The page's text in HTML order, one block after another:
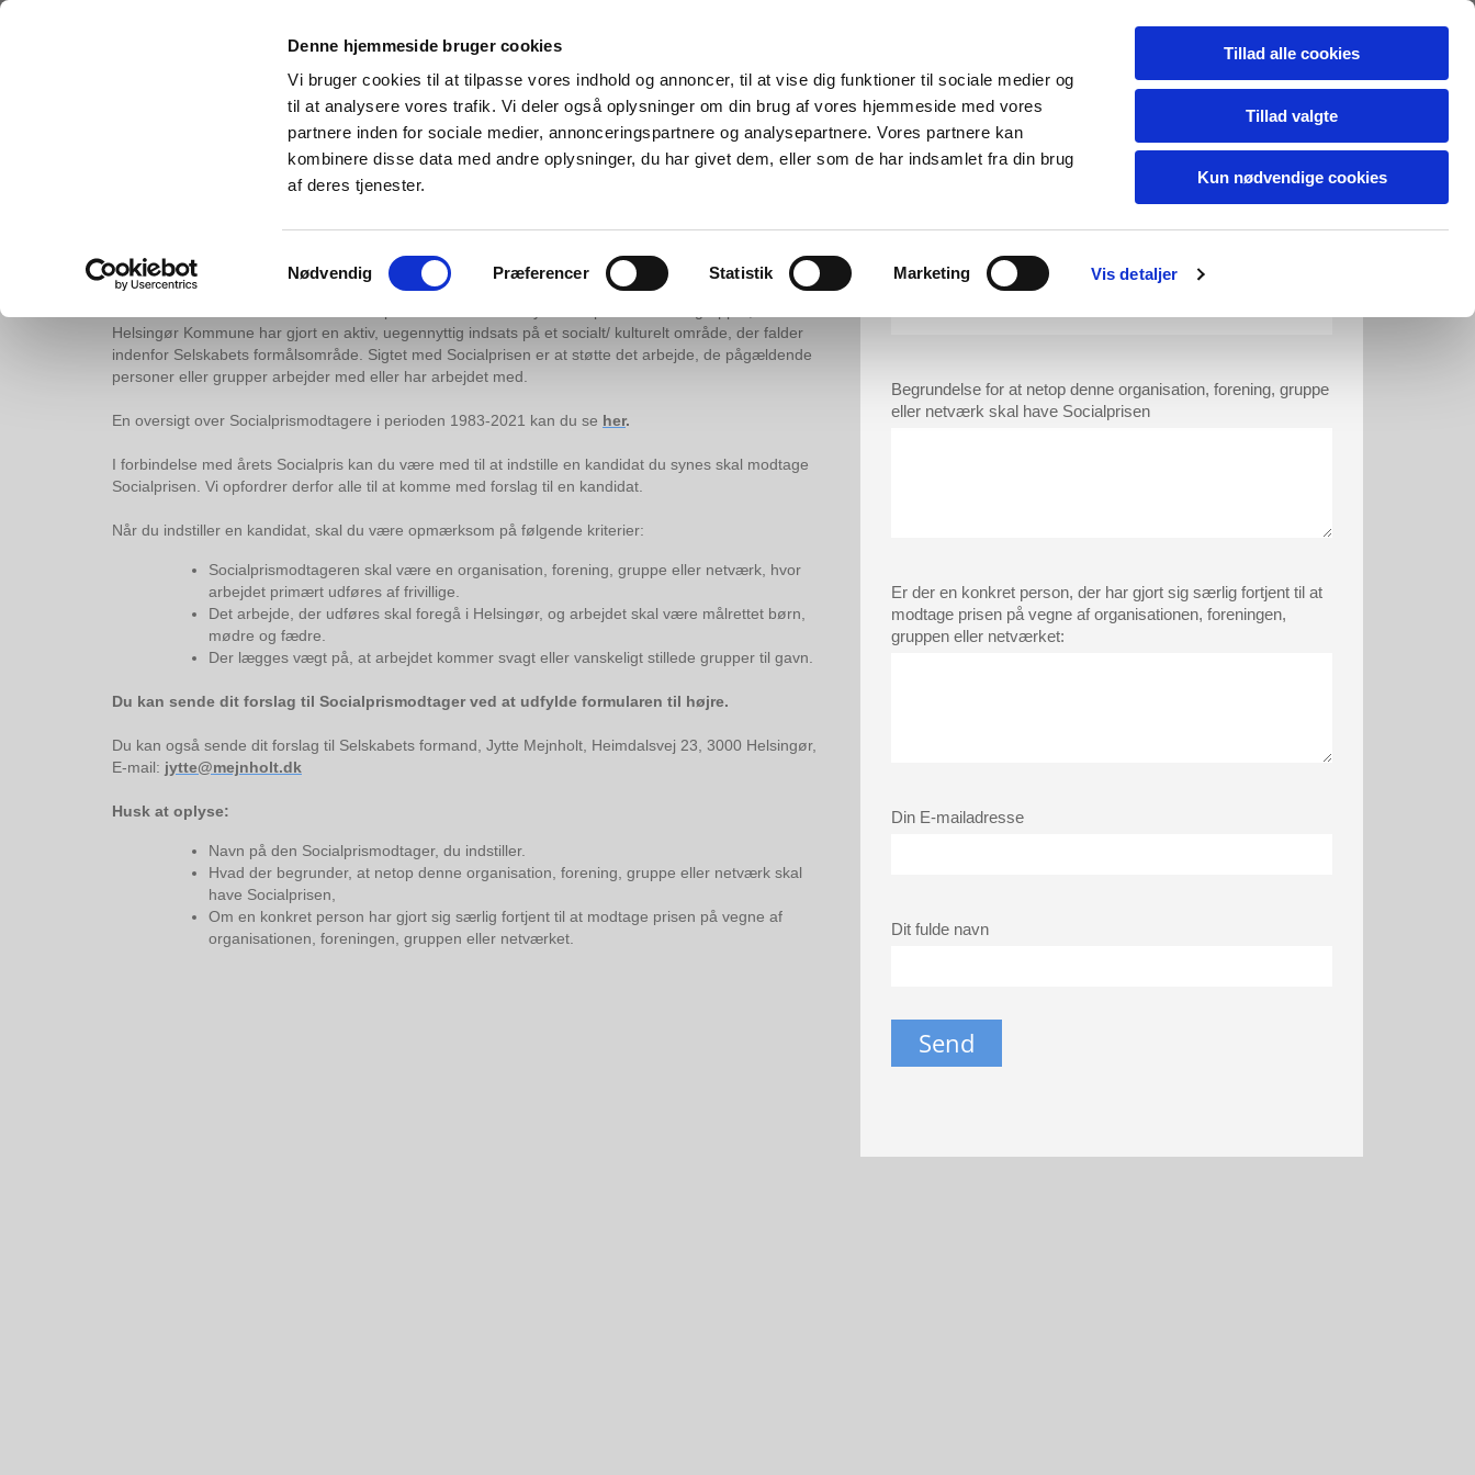
Denne hjemmeside bruger cookies
Vi bruger cookies til at tilpasse vores indhold og annoncer, til at vise dig funktioner til sociale medier og
til at analysere vores trafik. Vi deler også oplysninger om din brug af vores hjemmeside med vores
partnere inden for sociale medier, annonceringspartnere og analysepartnere. Vores partnere kan
kombinere disse data med andre oplysninger, du har givet dem, eller som de har indsamlet fra din brug
af deres tjenester.
Nødvendig Præferencer Statistik Marketing Vis detaljer
Tillad alle cookies
Tillad valgte
Kun nødvendige cookies
Kontakt os
Socialpris
Helsingør Kommune har gjort en aktiv, uegennyttig indsats på et socialt/ kulturelt område, der falder
indenfor Selskabets formålsområde. Sigtet med Socialprisen er at støtte det arbejde, de pågældende
personer eller grupper arbejder med eller har arbejdet med.
En oversigt over Socialprismodtagere i perioden 1983-2021 kan du se her.
I forbindelse med årets Socialpris kan du være med til at indstille en kandidat du synes skal modtage
Socialprisen. Vi opfordrer derfor alle til at komme med forslag til en kandidat.
Når du indstiller en kandidat, skal du være opmærksom på følgende kriterier:
Socialprismodtageren skal være en organisation, forening, gruppe eller netværk, hvor
arbejdet primært udføres af frivillige.
Det arbejde, der udføres skal foregå i Helsingør, og arbejdet skal være målrettet børn,
mødre og fædre.
Der lægges vægt på, at arbejdet kommer svagt eller vanskeligt stillede grupper til gavn.
Du kan sende dit forslag til Socialprismodtager ved at udfylde formularen til højre.
Du kan også sende dit forslag til Selskabets formand, Jytte Mejnholt, Heimdalsvej 23, 3000 Helsingør,
E-mail: jytte@mejnholt.dk
Husk at oplyse:
Navn på den Socialprismodtager, du indstiller.
Hvad der begrunder, at netop denne organisation, forening, gruppe eller netværk skal
have Socialprisen,
Om en konkret person har gjort sig særlig fortjent til at modtage prisen på vegne af
organisationen, foreningen, gruppen eller netværket.
Navn på Socialprismodtager du indstiller
Begrundelse for at netop denne organisation, forening, gruppe
eller netværk skal have Socialprisen
Er der en konkret person, der har gjort sig særlig fortjent til at
modtage prisen på vegne af organisationen, foreningen,
gruppen eller netværket:
Din E-mailadresse
Dit fulde navn